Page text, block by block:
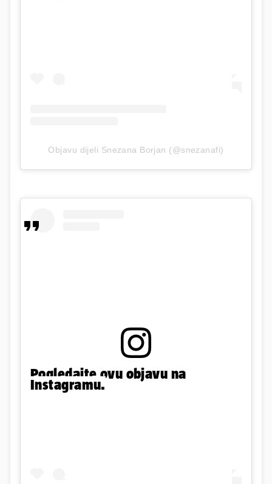
Objavu dijeli Snezana Borjan (@snezanafi)
Pogledajte ovu objavu na
Instagramu.